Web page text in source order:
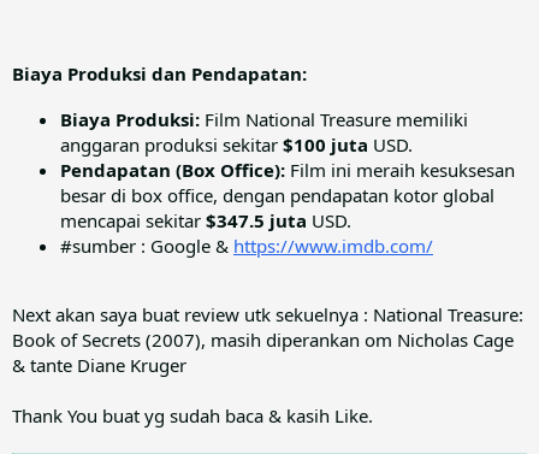
Biaya Produksi dan Pendapatan:
Biaya Produksi: Film National Treasure memiliki
anggaran produksi sekitar $100 juta USD.
Pendapatan (Box Office): Film ini meraih kesuksesan
besar di box office, dengan pendapatan kotor global
mencapai sekitar $347.5 juta USD.
#sumber : Google & https://www.imdb.com/
Next akan saya buat review utk sekuelnya : National Treasure:
Book of Secrets (2007), masih diperankan om Nicholas Cage
& tante Diane Kruger
Thank You buat yg sudah baca & kasih Like.